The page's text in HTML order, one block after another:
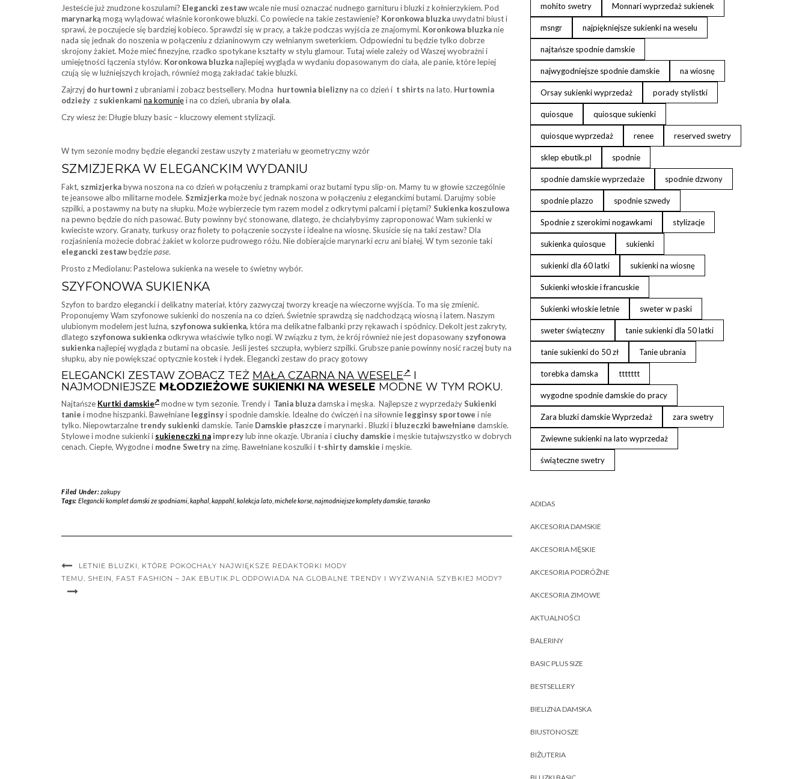
Jesteście już znudzone koszulami? Elegancki zestawwcale nie musi oznaczać nudnego garnituru i bluzki z kołnierzykiem. Pod
marynarką mogą wylądować właśnie koronkowe bluzki. Co powiecie na takie zestawienie? Koronkowa bluzkauwydatni biust i
sprawi, że poczujecie się bardziej kobieco. Sprawdzi się w pracy, a także podczas wyjścia ze znajomymi. Koronkowa bluzkanie
nada się jednak do noszenia w połączeniu z dzianinowym czy wełnianym sweterkiem. Odpowiedni tu będzie tylko dobrze
skrojony żakiet. Może mieć finezyjne, rzadko spotykane kształty w stylu glamour. Tutaj wiele zależy od Waszej wyobraźni i
umiejętności łączenia stylów. Koronkowa bluzkanajlepiej wygląda w wydaniu dopasowanym do ciała, ale panie, które lepiej
czują się w luźniejszych krojach, również mogą zakładać takie bluzki.
Zajrzyj do hurtowni z ubraniami i zobacz bestsellery. Modna hurtownia bieliznyna co dzień i t shirts na lato. Hurtownia
odzieży z sukienkami na komunięi na co dzień, ubrania by olala.
Czy wiesz że: Długie bluzy basic – kluczowy element stylizacji.
W tym sezonie modny będzie elegancki zestaw uszyty z materiału w geometryczny wzór
SZMIZJERKA W ELEGANCKIM WYDANIU
Fakt, szmizjerkabywa noszona na co dzień w połączeniu z trampkami oraz butami typu slip-on. Mamy tu w głowie szczególnie
te jeansowe albo militarne modele. Szmizjerkamoże być jednak noszona w połączeniu z eleganckimi butami. Darujmy sobie
szpilki, a postawmy na buty na słupku. Może wybierzecie tym razem model z odkrytymi palcami i piętami? Sukienka koszulowa
na pewno będzie do nich pasować. Buty powinny być stonowane, dlatego, że chciałybyśmy zaproponować Wam sukienki w
kwieciste wzory. Granaty, turkusy oraz fiolety to połączenie soczyste i idealne na wiosnę. Skusicie się na taki zestaw? Dla
rozjaśnienia możecie dobrać żakiet w kolorze pudrowego różu. Nie dobierajcie marynarkiecru ani białej. W tym sezonie taki
elegancki zestawbędziepase.
Prosto z Mediolanu: Pastelowa sukienka na wesele to świetny wybór.
SZYFONOWA SUKIENKA
Szyfon to bardzo elegancki i delikatny materiał, który zazwyczaj tworzy kreacje na wieczorne wyjścia. To ma się zmienić.
Proponujemy Wam szyfonowe sukienki do noszenia na co dzień. Świetnie sprawdzą się nadchodzącą wiosną i latem. Naszym
ulubionym modelem jest luźna, szyfonowa sukienka, która ma delikatne falbanki przy rękawach i spódnicy. Dekolt jest zakryty,
dlatego szyfonowa sukienkaodkrywa właściwie tylko nogi. W związku z tym, że krój również nie jest dopasowany szyfonowa
sukienkanajlepiej wygląda z butami na obcasie. Jeśli jesteś szczupła, wybierz szpilki. Grubsze panie powinny nosić raczej buty na
słupku, aby nie powiększać optycznie kostek i łydek. Elegancki zestaw do pracy gotowy
ELEGANCKI ZESTAW ZOBACZ TEŻ MAŁA CZARNA NA WESELE
I
NAJMODNIEJSZE MŁODZIEŻOWE SUKIENKI NA WESELE MODNE W TYM ROKU.
Najtańsze Kurtki damskie modne w tym sezonie. Trendy i Tania bluzadamska i męska. Najlepsze z wyprzedażySukienki
tanie i modne hiszpanki. Bawełniane legginsyi spodnie damskie. Idealne do ćwiczeń i na siłownie legginsy sportowe i nie
tylko. Niepowtarzalne trendy sukienki damskie. Tanie Damskie płaszcze i marynarki . Bluzki i bluzeczki bawełniane damskie.
Stylowe i modne sukienki i sukieneczki na imprezylub inne okazje. Ubrania i ciuchy damskie i męskie tutajwszystko w dobrych
cenach. Ciepłe, Wygodne i modne Swetryna zimę. Bawełniane koszulki i t-shirty damskie i męskie.
Filed Under:zakupy
Tags: Elegancki komplet damski ze spodniami, kaphal, kappahl, kolekcja lato, michele korse, najmodniejsze komplety damskie, taranko
LETNIE BLUZKI, KTÓRE POKOCHAŁY NAJWIĘKSZE REDAKTORKI MODY
TEMU, SHEIN, FAST FASHION – JAK EBUTIK.PL ODPOWIADA NA GLOBALNE TRENDY I WYZWANIA SZYBKIEJ MODY?
mohito swetry Monnari wyprzedaż sukienek
msngr najpiękniejsze sukienki na weselu
najtańsze spodnie damskie
najwygodniejsze spodnie damskie na wiosnę
Orsay sukienki wyprzedaż porady stylistki
quiosque quiosque sukienki
quiosque wyprzedaż renee reserved swetry
sklep ebutik.pl spodnie
spodnie damskie wyprzedaże spodnie dzwony
spodnie plazzo spodnie szwedy
Spodnie z szerokimi nogawkami stylizacje
sukienka quiosque sukienki
sukienki dla 60 latki sukienki na wiosnę
Sukienki włoskie i francuskie
Sukienki włoskie letnie sweter w paski
sweter świąteczny tanie sukienki dla 50 latki
tanie sukienki do 50 zł Tanie ubrania
torebka damska ttttttt
wygodne spodnie damskie do pracy
Zara bluzki damskie Wyprzedaż zara swetry
Zwiewne sukienki na lato wyprzedaż
świąteczne swetry
ADIDAS
AKCESORIA DAMSKIE
AKCESORIA MĘSKIE
AKCESORIA PODRÓŻNE
AKCESORIA ZIMOWE
AKTUALNOŚCI
BALERINY
BASIC PLUS SIZE
BESTSELLERY
BIELIZNA DAMSKA
BIUSTONOSZE
BIŻUTERIA